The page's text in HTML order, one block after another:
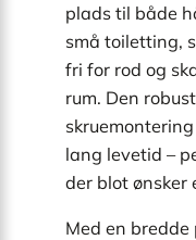
plads til både
små toiletting,
fri for rod og
rum. Den
lang levetid –
der blot ønsker
Med en